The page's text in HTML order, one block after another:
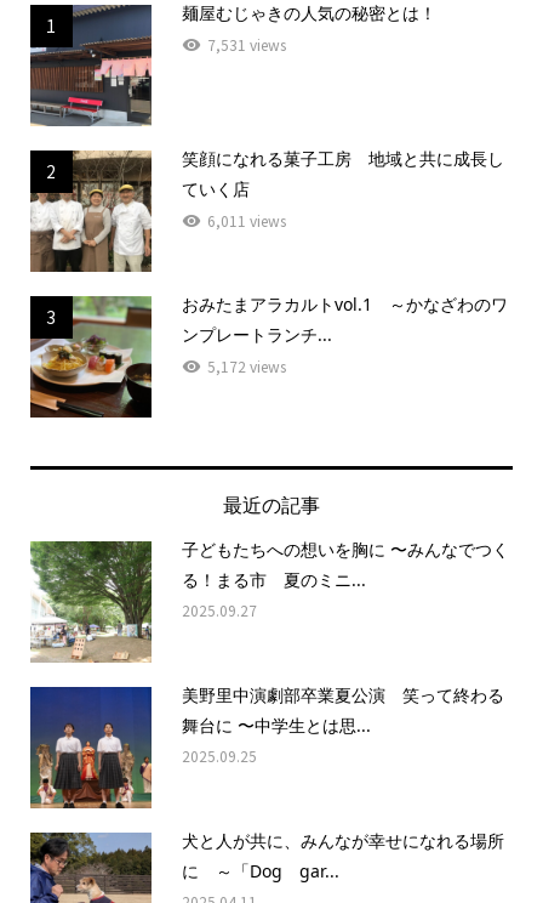
1
麺屋むじゃきの人気の秘密とは！
7,531 views
2
笑顔になれる菓子工房 地域と共に成長し
ていく店
6,011 views
3
おみたまアラカルトvol.1 ～かなざわのワ
ンプレートランチ...
5,172 views
最近の記事
子どもたちへの想いを胸に 〜みんなでつく
る！まる市 夏のミニ...
2025.09.27
美野里中演劇部卒業夏公演 笑って終わる
舞台に 〜中学生とは思...
2025.09.25
犬と人が共に、みんなが幸せになれる場所
に ～「Dog gar...